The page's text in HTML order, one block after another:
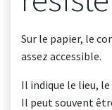
Sur le papier, le
assez accessible.
Il indique le lieu,
Il peut souvent